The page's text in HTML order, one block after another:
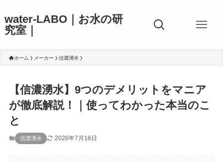
water-LABO｜お水の研
究室｜
ホーム メーカー 信濃湧水
【信濃湧水】9つのデメリットをマニア
が徹底解説！｜使ってわかった本当のこ
と
信濃湧水 2026年7月16日